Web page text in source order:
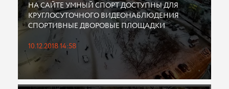
НА САЙТЕ УМНЫЙ СПОРТ ДОСТУПНЫ ДЛЯ
КРУГЛОСУТОЧНОГО ВИДЕОНАБЛЮДЕНИЯ
СПОРТИВНЫЕ ДВОРОВЫЕ ПЛОЩАДКИ
10.12.2018 14:58